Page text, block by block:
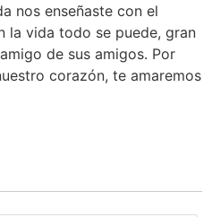
nos enseñaste con el
la vida todo se puede, gran
de sus amigos. Por
corazón, te amaremos